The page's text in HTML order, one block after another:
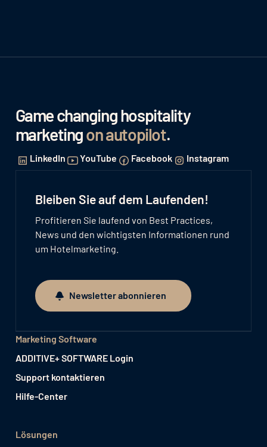
Game changing hospitality
marketingon autopilot.
LinkedIn YouTube Facebook Instagram
Bleiben Sie auf dem Laufenden!
Profitieren Sie laufend von Best Practices,
News und den wichtigsten Informationen rund
um Hotelmarketing.
Newsletter abonnieren
Newsletter abonnieren
Marketing Software
ADDITIVE+ SOFTWARE Login
Support kontaktieren
Hilfe-Center
Lösungen